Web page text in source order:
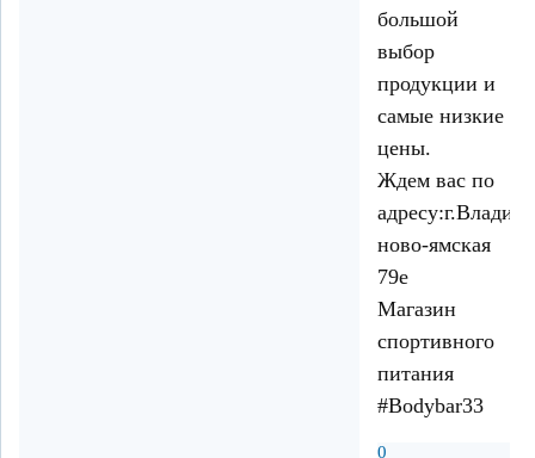
большой
выбор
продукции и
самые низкие
цены.
Ждем вас по
ново-ямская
79е
Магазин
спортивного
питания
#Bodybar33
0